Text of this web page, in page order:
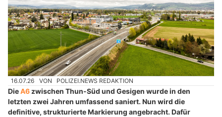
16.07.26 VON POLIZEI.NEWS REDAKTION
DieA6 zwischen Thun-Süd und Gesigen wurde in den
letzten zwei Jahren umfassend saniert. Nun wird die
definitive, strukturierte Markierung angebracht. Dafür